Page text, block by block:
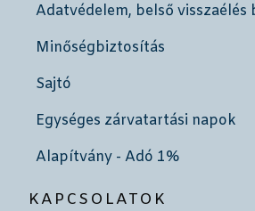
Adatvédelem, belső visszaélés
Minőségbiztosítás
Sajtó
Egységes zárvatartási napok
Alapítvány - Adó 1%
KAPCSOLATOK